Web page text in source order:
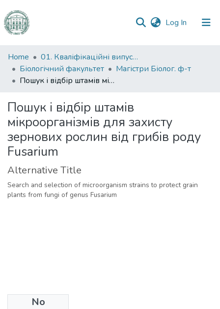
Log In (current)
Communities
&
Collections
Statistics
Home
01. Кваліфікаційні випускні роботи здобувачів вищої освіти
Біологічний факультет
Магістри Біолог. ф-т
Пошук і відбір штамів мікроорганізмів для захисту зернових рослин від грибів роду Fusarium
Пошук і відбір штамів
мікроорганізмів для захисту
зернових рослин від грибів роду
Fusarium
Alternative Title
Search and selection of microorganism strains to protect grain
plants from fungi of genus Fusarium
No